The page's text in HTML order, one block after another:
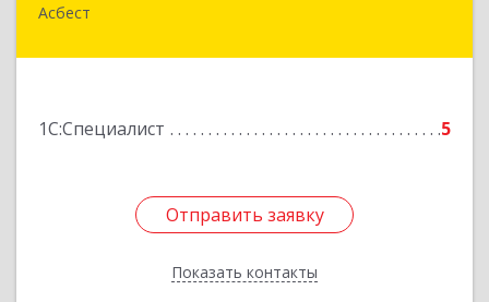
Асбест
1С:Специалист 5
Отправить заявку
Показать контакты
624286, Свердловская обл, Асбест г, Малышева
Отправить заявку
Назад